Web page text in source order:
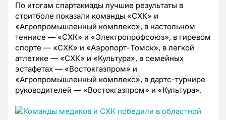
По итогам спартакиады лучшие результаты в
стритболе показали команды «СХК» и
«Агропромышленный комплекс», в настольном
теннисе — «СХК» и «Электропрофсоюз», в гиревом
спорте — «СХК» и «Аэропорт-Томск», в легкой
атлетике — «СХК» и «Культура», в семейных
эстафетах — «Востокгазпром» и
«Агропромышленный комплекс», в дартс-турнире
руководителей — «Востокгазпром» и «Культура».